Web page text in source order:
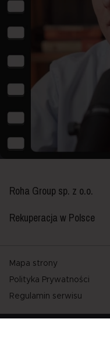
Roha Group sp. z o.o.
Rekuperacja w Polsce
Mapa strony
Polityka Prywatności
Regulamin serwisu